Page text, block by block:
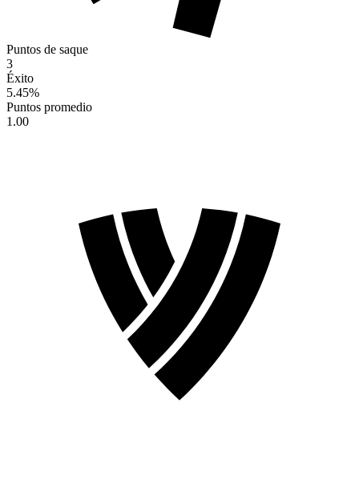
Puntos de saque
3
Éxito
5.45%
Puntos promedio
1.00